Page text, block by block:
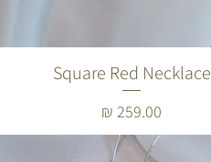
Square Red Necklace
מחיר